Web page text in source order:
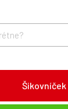
Šikovníček